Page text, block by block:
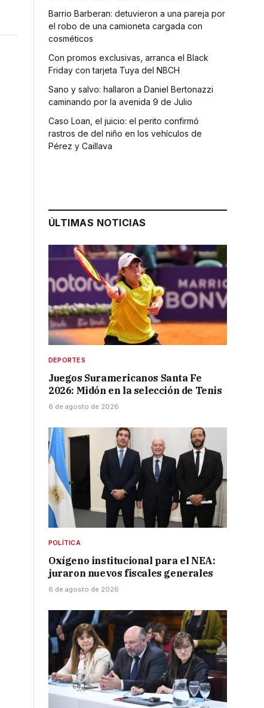
Barrio Barberan: detuvieron a una pareja por
el robo de una camioneta cargada con
cosméticos
Con promos exclusivas, arranca el Black
Friday con tarjeta Tuya del NBCH
Sano y salvo: hallaron a Daniel Bertonazzi
caminando por la avenida 9 de Julio
Caso Loan, el juicio: el perito confirmó
rastros de del niño en los vehículos de
Pérez y Caillava
ÚLTIMAS NOTICIAS
DEPORTES
Juegos Suramericanos Santa Fe
2026: Midón en la selección de Tenis
6 de agosto de 2026
POLÍTICA
Oxígeno institucional para el NEA:
juraron nuevos fiscales generales
6 de agosto de 2026